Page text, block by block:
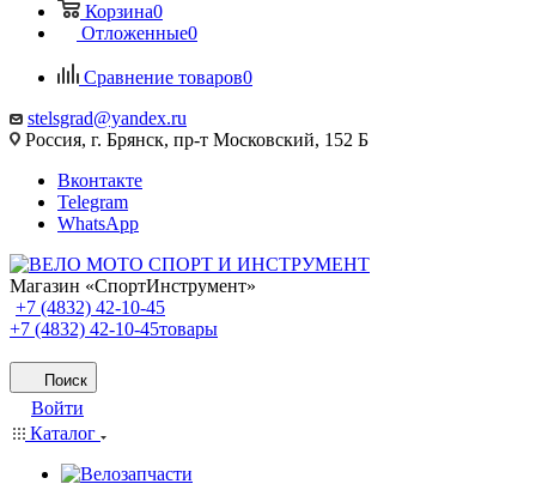
Корзина0
Отложенные0
Сравнение товаров0
stelsgrad@yandex.ru
Россия, г. Брянск, пр-т Московский, 152 Б
Вконтакте
Telegram
WhatsApp
Магазин «СпортИнструмент»
+7 (4832) 42-10-45
+7 (4832) 42-10-45товары
Поиск
Войти
Каталог